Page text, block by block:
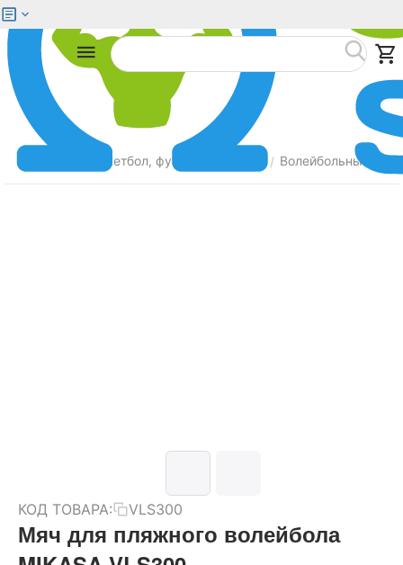
Баскетбол, футбол, волейбол / Волейбольные
КОД ТОВАРА: VLS300
Мяч для пляжного волейбола
Меню Найти